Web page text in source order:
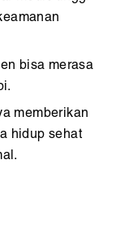
bisa merasa
memberikan
hidup sehat